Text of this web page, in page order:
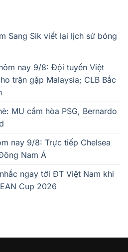
Sang Sik viết lại lịch sử bóng
nay 9/8: Đội tuyển Việt
trận gặp Malaysia; CLB Bắc
MU cầm hòa PSG, Bernardo
nay 9/8: Trực tiếp Chelsea
Nam Á
ngay tới ĐT Việt Nam khi
Cup 2026